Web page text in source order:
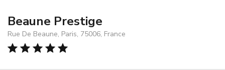
Beaune Prestige
Rue De Beaune, Paris, 75006, France